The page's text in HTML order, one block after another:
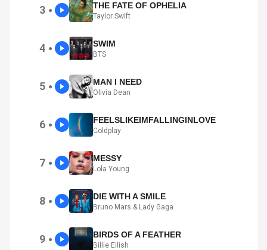
3 ● THE FATE OF OPHELIA
Taylor Swift
4 ● SWIM
BTS
5 ● MAN I NEED
Olivia Dean
6 ● FEELSLIKEIMFALLINGINLOVE
Coldplay
7 ● MESSY
Lola Young
8 ● DIE WITH A SMILE
Bruno Mars & Lady Gaga
9 ● BIRDS OF A FEATHER
Billie Eilish